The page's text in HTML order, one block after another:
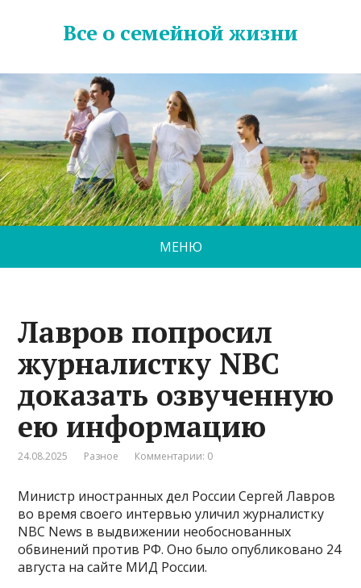
Все о семейной жизни
МЕНЮ
Лавров попросил
журналистку NBC
доказать озвученную
ею информацию
24.08.2025 Разное Комментарии: 0
Министр иностранных дел России Сергей Лавров
во время своего интервью уличил журналистку
NBC News в выдвижении необоснованных
обвинений против РФ. Оно было опубликовано 24
августа на сайте МИД России.